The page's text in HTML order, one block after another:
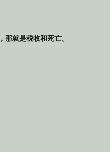
就是税收和死亡。